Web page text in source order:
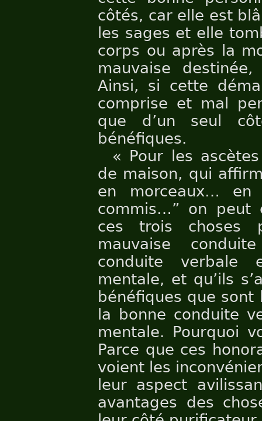
côtés, car elle est
les sages et elle
corps ou après la
mauvaise
Ainsi, si cette
comprise et mal
que d’un seul
bénéfiques.
« Pour les
de maison, qui
en morceaux…
commis…” on peut
ces trois choses
mauvaise
conduite verbale
mentale, et qu’ils
bénéfiques que
la bonne conduite
mentale. Pourquoi
Parce que ces
voient les
leur aspect
avantages des